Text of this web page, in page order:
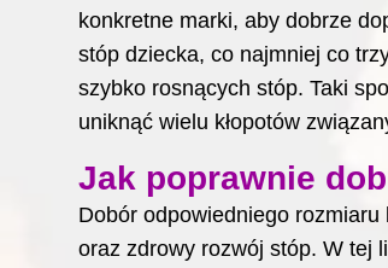
konkretne marki, aby dobrze
stóp dziecka, co najmniej co
szybko rosnących stóp. Taki
uniknąć wielu kłopotów
Jak poprawnie
Dobór odpowiedniego
oraz zdrowy rozwój stóp. W tej